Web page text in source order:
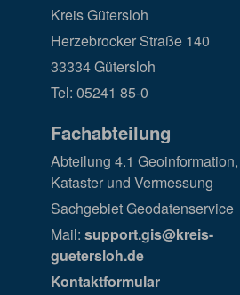
Kreis Gütersloh
Herzebrocker Straße 140
33334 Gütersloh
Tel: 05241 85-0
Fachabteilung
Abteilung 4.1 Geoinformation,
Kataster und Vermessung
Sachgebiet Geodatenservice
Mail: support.gis@kreis-
guetersloh.de
Kontaktformular